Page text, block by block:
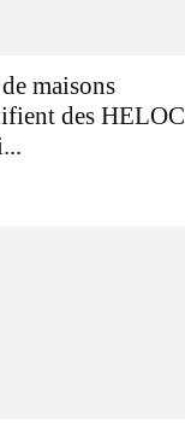
maisons
des HELOC